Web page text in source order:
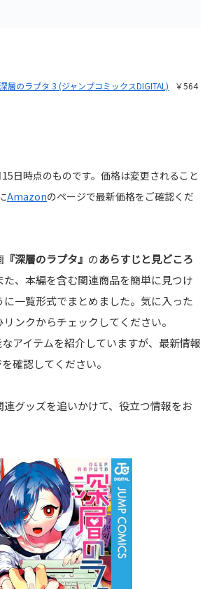
深層のラプタ 3 (ジャンプコミックスDIGITAL) ￥564
日時点のものです。価格は変更されること
Amazonのページで最新価格をご確認くだ
『深層のラプタ』 のあらすじと見どころ
、本編を含む関連商品を簡単に見つけ
一覧形式でまとめました。気に入った
ンクからチェックしてください。
アイテムを紹介していますが、最新情報
確認してください。
グッズを追いかけて、役立つ情報をお